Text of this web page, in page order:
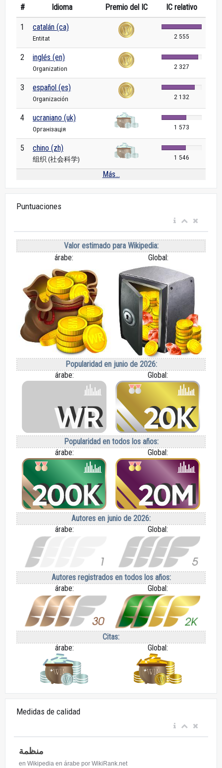
# Idioma Premio del IC IC relativo
1 catalán (ca)
Entitat 2 555
2 inglés (en)
Organization 2 327
3 español (es)
Organización 2 132
4 ucraniano (uk)
Організація 1 573
5 chino (zh)
组织 (社会科学) 1 546
Más...
Puntuaciones
Valor estimado para Wikipedia:
árabe:
Global:
Popularidad en junio de 2026:
árabe:
Global:
Popularidad en todos los años:
árabe:
Global:
Autores en junio de 2026:
árabe:
Global:
Autores registrados en todos los años:
árabe:
Global:
Citas:
árabe:
Global:
Medidas de calidad